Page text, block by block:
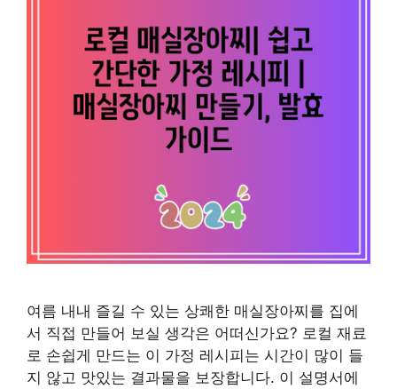
여름 내내 즐길 수 있는 상쾌한 매실장아찌를 집에
서 직접 만들어 보실 생각은 어떠신가요? 로컬 재료
로 손쉽게 만드는 이 가정 레시피는 시간이 많이 들
지 않고 맛있는 결과물을 보장합니다. 이 설명서에